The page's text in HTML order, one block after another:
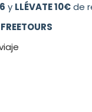
y LLÉVATE 10€de